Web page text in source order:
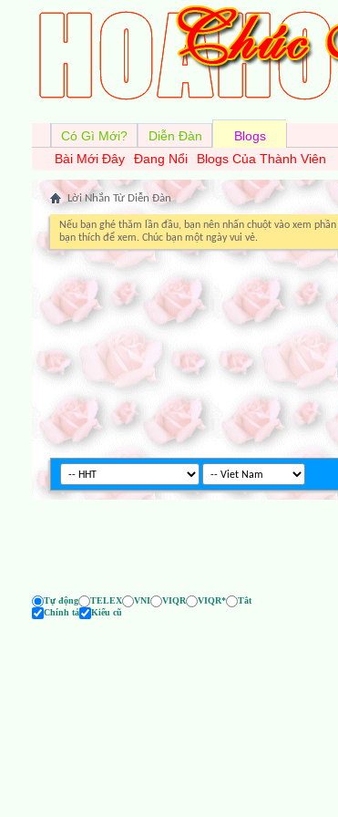
Có Gì Mới? Diễn Đàn
Blogs
Bài Mới Đây
Đang Nổi Blogs Của Thành Viên
Lời Nhắn Từ Diễn Ðàn
Nếu bạn ghé thăm lần đầu, bạn nên nhấn chuột vào xem phần
bạn thích để xem. Chúc bạn một ngày vui vẻ.
Tự động
TELEX VNI VIQR VIQR*
Tắt
Chính tả Kiểu cũ